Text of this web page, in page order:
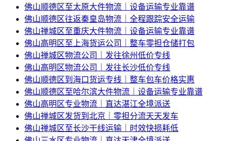
佛山顺德区至太原大件物流｜设备运输专业靠谱
佛山顺德区往返秦皇岛物流｜全程跟踪安全运输
佛山禅城区至重庆大件物流｜设备运输专业靠谱
佛山高明区至上海货运公司｜整车零担仓储打包
佛山禅城区物流公司｜发往徐州低价专线
佛山高明区物流公司｜发往长沙低价专线
佛山顺德区到海口货运专线｜整车包车价格实惠
佛山顺德区至哈尔滨大件物流｜设备运输专业靠谱
佛山高明区专业物流｜直达湛江全境派送
佛山禅城区发货到北京｜零担分流天天发车
佛山禅城区至长沙干线运输｜时效快损耗低